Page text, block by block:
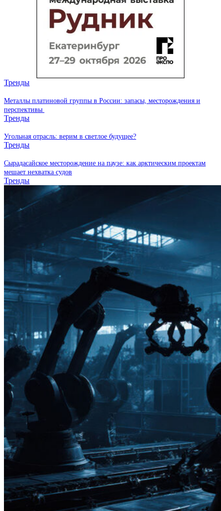
Тренды
Металлы платиновой группы в России: запасы, месторождения и
перспективы
Тренды
Угольная отрасль: верим в светлое будущее?
Тренды
Сырадасайское месторождение на паузе: как арктическим проектам
мешает нехватка судов
Тренды